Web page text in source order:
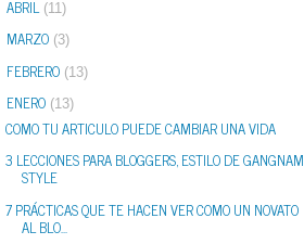
ABRIL (11)
MARZO (3)
FEBRERO (13)
ENERO (13)
COMO TU ARTICULO PUEDE CAMBIAR UNA VIDA
3 LECCIONES PARA BLOGGERS, ESTILO DE GANGNAM
STYLE
7 PRÁCTICAS QUE TE HACEN VER COMO UN NOVATO
AL BLO...